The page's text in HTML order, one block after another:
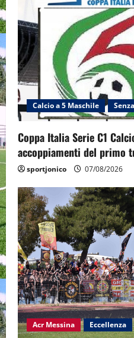
Calcio a 5 Maschile
Coppa Italia Serie C1
accoppiamenti del primo
sportjonico 07/08/2026
Acr Messina Eccellenza